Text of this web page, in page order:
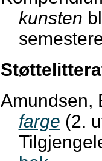
kunsten
Amundsen,
farge (2.